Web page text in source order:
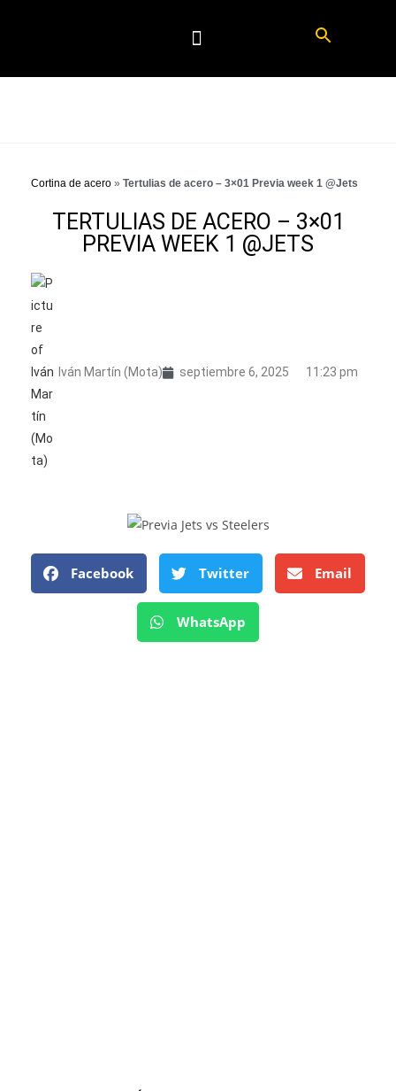
Cortina de acero » Tertulias de acero – 3×01 Previa week 1 @Jets
TERTULIAS DE ACERO – 3×01
PREVIA WEEK 1 @JETS
Iván Martín (Mota) septiembre 6, 2025 11:23 pm
Facebook Twitter Email
WhatsApp